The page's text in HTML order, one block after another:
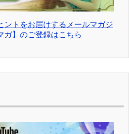
ントをお届けするメールマガジ
ガ】のご登録はこちら